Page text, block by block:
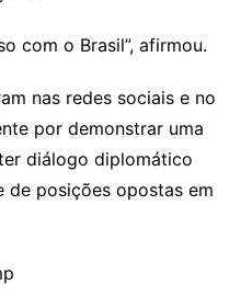
com o Brasil”, afirmou.
nas redes sociais e no
por demonstrar uma
diálogo diplomático
de posições opostas em